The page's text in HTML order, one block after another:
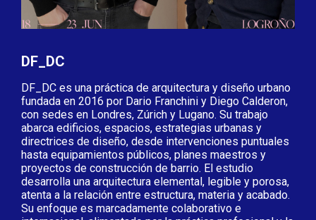
DF_DC
DF_DC es una práctica de arquitectura y diseño urbano
fundada en 2016 por Dario Franchini y Diego Calderon,
con sedes en Londres, Zúrich y Lugano. Su trabajo
abarca edificios, espacios, estrategias urbanas y
directrices de diseño, desde intervenciones puntuales
hasta equipamientos públicos, planes maestros y
proyectos de construcción de barrio. El estudio
desarrolla una arquitectura elemental, legible y porosa,
atenta a la relación entre estructura, materia y acabado.
Su enfoque es marcadamente colaborativo e